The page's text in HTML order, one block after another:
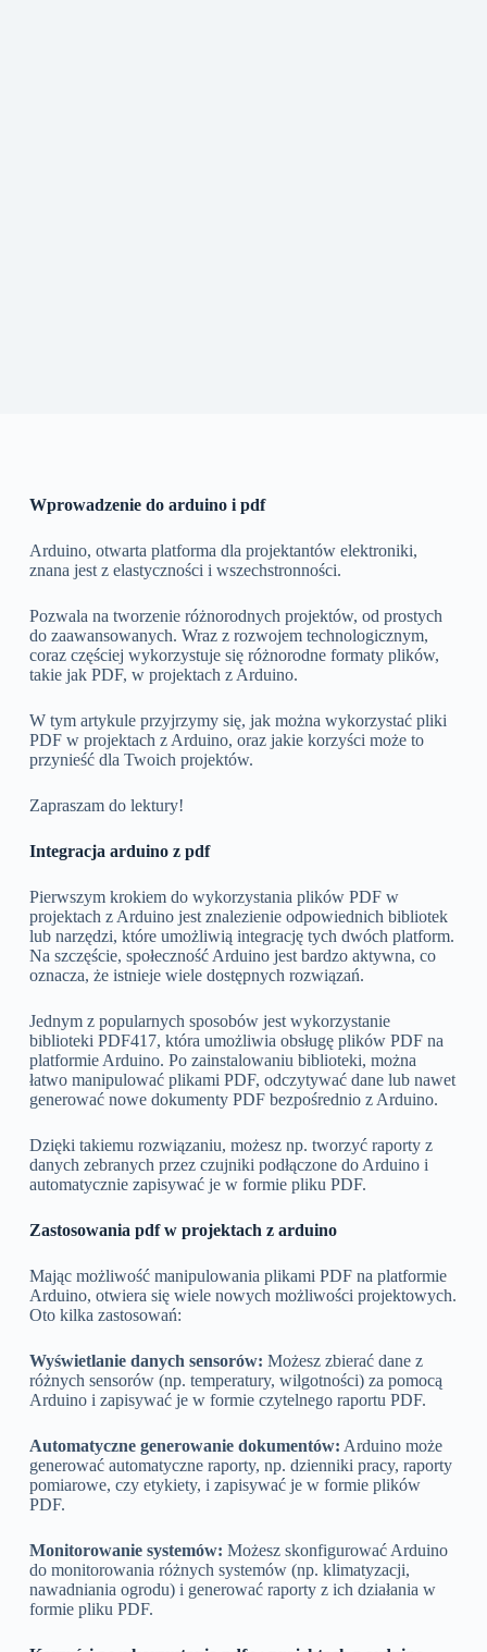
Wprowadzenie do arduino i pdf
Arduino, otwarta platforma dla projektantów elektroniki,
znana jest z elastyczności i wszechstronności.
Pozwala na tworzenie różnorodnych projektów, od prostych
do zaawansowanych. Wraz z rozwojem technologicznym,
coraz częściej wykorzystuje się różnorodne formaty plików,
takie jak PDF, w projektach z Arduino.
W tym artykule przyjrzymy się, jak można wykorzystać pliki
PDF w projektach z Arduino, oraz jakie korzyści może to
przynieść dla Twoich projektów.
Zapraszam do lektury!
Integracja arduino z pdf
Pierwszym krokiem do wykorzystania plików PDF w
projektach z Arduino jest znalezienie odpowiednich bibliotek
lub narzędzi, które umożliwią integrację tych dwóch platform.
Na szczęście, społeczność Arduino jest bardzo aktywna, co
oznacza, że istnieje wiele dostępnych rozwiązań.
Jednym z popularnych sposobów jest wykorzystanie
biblioteki PDF417, która umożliwia obsługę plików PDF na
platformie Arduino. Po zainstalowaniu biblioteki, można
łatwo manipulować plikami PDF, odczytywać dane lub nawet
generować nowe dokumenty PDF bezpośrednio z Arduino.
Dzięki takiemu rozwiązaniu, możesz np. tworzyć raporty z
danych zebranych przez czujniki podłączone do Arduino i
automatycznie zapisywać je w formie pliku PDF.
Zastosowania pdf w projektach z arduino
Mając możliwość manipulowania plikami PDF na platformie
Arduino, otwiera się wiele nowych możliwości projektowych.
Oto kilka zastosowań:
Wyświetlanie danych sensorów: Możesz zbierać dane z
różnych sensorów (np. temperatury, wilgotności) za pomocą
Arduino i zapisywać je w formie czytelnego raportu PDF.
Automatyczne generowanie dokumentów: Arduino może
generować automatyczne raporty, np. dzienniki pracy, raporty
pomiarowe, czy etykiety, i zapisywać je w formie plików
PDF.
Monitorowanie systemów: Możesz skonfigurować Arduino
do monitorowania różnych systemów (np. klimatyzacji,
nawadniania ogrodu) i generować raporty z ich działania w
formie pliku PDF.